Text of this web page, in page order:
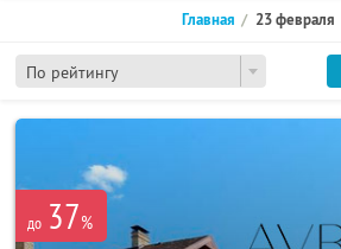
По рейтингу
Главная 23 февраля
до 37%